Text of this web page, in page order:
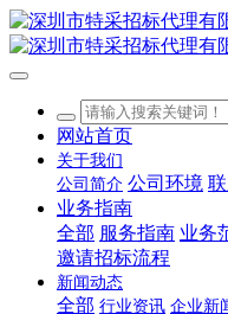
网站首页
关于我们
公司简介 公司环境
业务指南
全部 服务指南 业务
邀请招标流程
新闻动态
全部 行业资讯 企业新